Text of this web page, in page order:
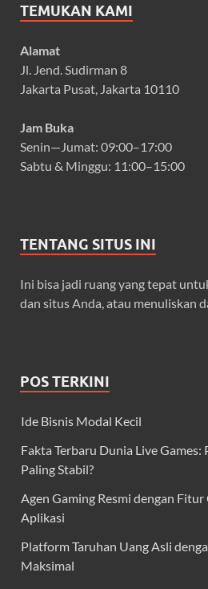
TEMUKAN KAMI
Alamat
Jl. Jend. Sudirman 8
Jakarta Pusat, Jakarta 10110
Jam Buka
Senin—Jumat: 09:00–17:00
Sabtu & Minggu: 11:00–15:00
TENTANG SITUS INI
Ini bisa jadi ruang yang tepat
dan situs Anda, atau menuliskan
POS TERKINI
Ide Bisnis Modal Kecil
Fakta Terbaru Dunia Live
Paling Stabil?
Agen Gaming Resmi dengan Fitur
Aplikasi
Platform Taruhan Uang Asli
Maksimal